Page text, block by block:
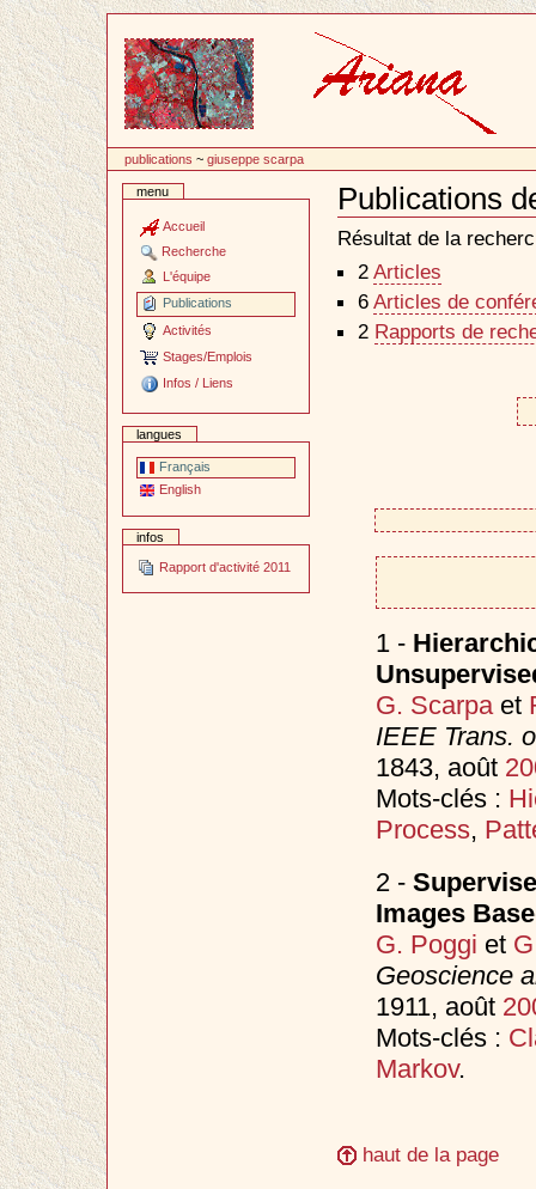
contenu
publications ~giuseppe scarpa
menu
Accueil
Recherche
L'équipe
Publications
Activités
Stages/Emplois
Infos / Liens
langues
Français
English
infos
Rapport d'activité 2011
Publications
Document
Actions
Résultat de la
2 Articles
6 Articles de
2 Rapports de
1 -
G. Scarpaet
IEEE Trans.
1843, août
Mots-clés :
Process,
2 -
Images
G. Poggi et
Geoscience
1911, août
Mots-clés :
Markov.
haut de la page